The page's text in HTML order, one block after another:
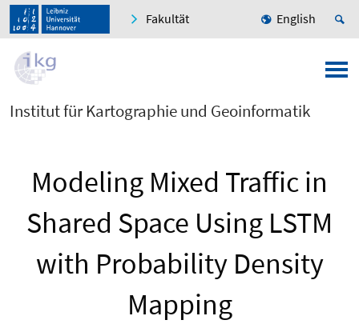
Fakultät English
Institut für Kartographie und Geoinformatik
Modeling Mixed Traffic in
Shared Space Using LSTM
with Probability Density
Mapping